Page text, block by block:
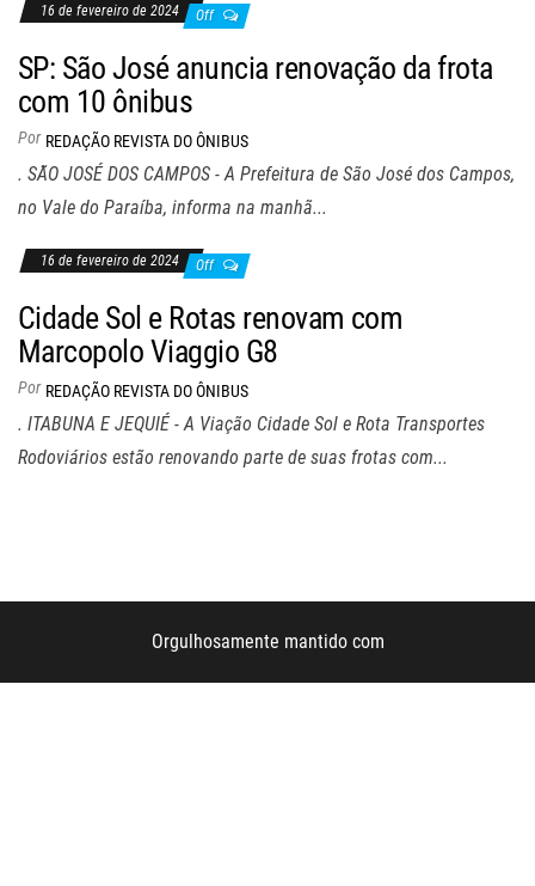
16 de fevereiro de 2024 Off
SP: São José anuncia renovação da frota
com 10 ônibus
Por REDAÇÃO REVISTA DO ÔNIBUS
. SÃO JOSÉ DOS CAMPOS - A Prefeitura de São José dos Campos,
no Vale do Paraíba, informa na manhã...
16 de fevereiro de 2024 Off
Cidade Sol e Rotas renovam com
Marcopolo Viaggio G8
Por REDAÇÃO REVISTA DO ÔNIBUS
. ITABUNA E JEQUIÉ - A Viação Cidade Sol e Rota Transportes
Rodoviários estão renovando parte de suas frotas com...
Orgulhosamente mantido com